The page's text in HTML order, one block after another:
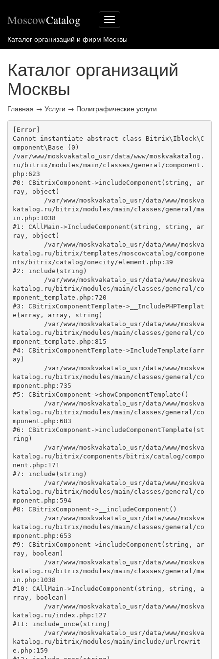
Меню
сайта
MoscowCatalog
Каталог организаций и фирм Москвы
Каталог организаций
Москвы
Главная → Услуги → Полиграфические услуги
[Error]
Cannot instantiate abstract class Bitrix\Iblock\C
omponent\Base (0)
/var/www/moskvakatalo_usr/data/www/moskvakatalog.
ru/bitrix/modules/main/classes/general/component.
php:623
#0: CBitrixComponent->includeComponent(string, ar
ray, object)
katalog.ru/bitrix/modules/main/classes/general/ma
in.php:1038
#1: CAllMain->IncludeComponent(string, string, ar
ray, object)
katalog.ru/bitrix/templates/moscowcatalog/compone
nts/bitrix/catalog/onecity/element.php:39
#2: include(string)
katalog.ru/bitrix/modules/main/classes/general/co
mponent_template.php:720
#3: CBitrixComponentTemplate->__IncludePHPTemplat
e(array, array, string)
katalog.ru/bitrix/modules/main/classes/general/co
mponent_template.php:815
#4: CBitrixComponentTemplate->IncludeTemplate(arr
ay)
katalog.ru/bitrix/modules/main/classes/general/co
mponent.php:735
#5: CBitrixComponent->showComponentTemplate()
katalog.ru/bitrix/modules/main/classes/general/co
mponent.php:683
#6: CBitrixComponent->includeComponentTemplate(st
ring)
katalog.ru/bitrix/components/bitrix/catalog/compo
nent.php:171
#7: include(string)
katalog.ru/bitrix/modules/main/classes/general/co
mponent.php:594
#8: CBitrixComponent->__includeComponent()
katalog.ru/bitrix/modules/main/classes/general/co
mponent.php:653
#9: CBitrixComponent->includeComponent(string, ar
ray, boolean)
katalog.ru/bitrix/modules/main/classes/general/ma
in.php:1038
#10: CAllMain->IncludeComponent(string, string, a
rray, boolean)
katalog.ru/index.php:127
#11: include_once(string)
katalog.ru/bitrix/modules/main/include/urlrewrit
e.php:159